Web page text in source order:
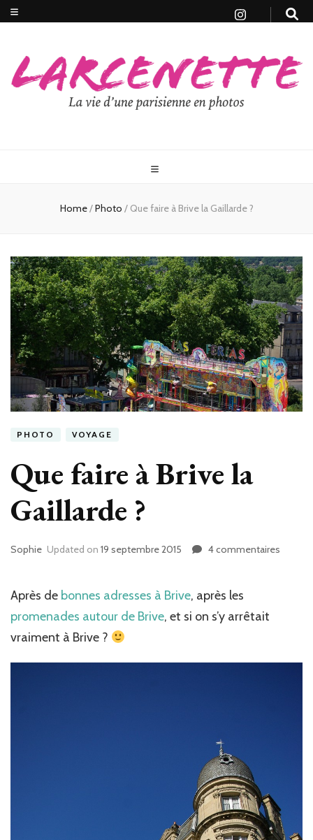
Home/Photo / Que faire à Brive la Gaillarde ?
PHOTO VOYAGE
Que faire à Brive la
Gaillarde ?
Sophie Updated on 19 septembre 2015 4 commentaires
Après de bonnes adresses à Brive, après les
promenades autour de Brive, et si on s’y arrêtait
vraiment à Brive ?